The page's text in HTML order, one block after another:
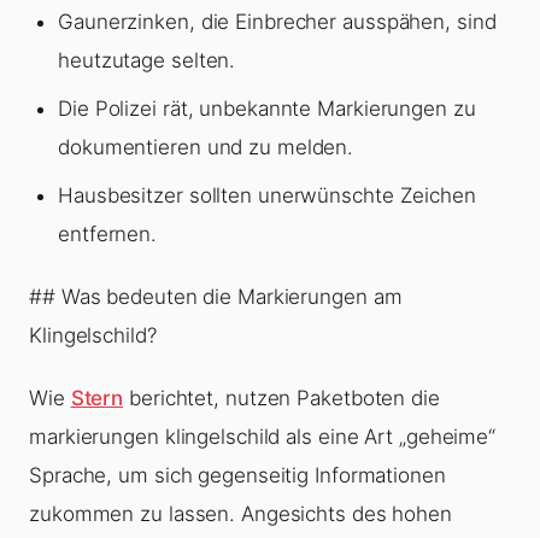
Gaunerzinken, die Einbrecher ausspähen, sind
heutzutage selten.
Die Polizei rät, unbekannte Markierungen zu
dokumentieren und zu melden.
Hausbesitzer sollten unerwünschte Zeichen
entfernen.
## Was bedeuten die Markierungen am
Klingelschild?
Wie Stern berichtet, nutzen Paketboten die
markierungen klingelschild als eine Art „geheime“
Sprache, um sich gegenseitig Informationen
zukommen zu lassen. Angesichts des hohen